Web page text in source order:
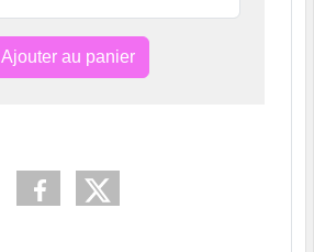
Ajouter au panier